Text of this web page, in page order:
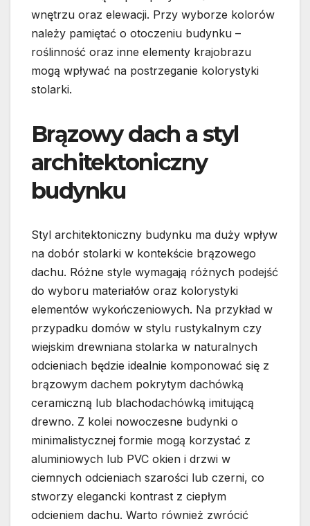
wnętrzu oraz elewacji. Przy wyborze kolorów
należy pamiętać o otoczeniu budynku –
roślinność oraz inne elementy krajobrazu
mogą wpływać na postrzeganie kolorystyki
stolarki.
Brązowy dach a styl
architektoniczny
budynku
Styl architektoniczny budynku ma duży wpływ
na dobór stolarki w kontekście brązowego
dachu. Różne style wymagają różnych podejść
do wyboru materiałów oraz kolorystyki
elementów wykończeniowych. Na przykład w
przypadku domów w stylu rustykalnym czy
wiejskim drewniana stolarka w naturalnych
odcieniach będzie idealnie komponować się z
brązowym dachem pokrytym dachówką
ceramiczną lub blachodachówką imitującą
drewno. Z kolei nowoczesne budynki o
minimalistycznej formie mogą korzystać z
aluminiowych lub PVC okien i drzwi w
ciemnych odcieniach szarości lub czerni, co
stworzy elegancki kontrast z ciepłym
odcieniem dachu. Warto również zwrócić